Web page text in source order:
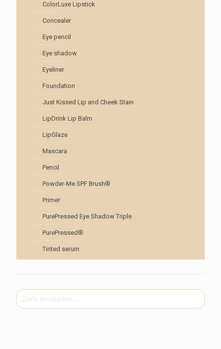
ColorLuxe Lipstick
Concealer
Eye pencil
Eye shadow
Eyeliner
Foundation
Just Kissed Lip and Cheek Stain
LipDrink Lip Balm
LipGlaze
Mascara
Pencil
Powder-Me SPF Brush®
Primer
PurePressed Eye Shadow Triple
PurePressed®
Tinted serum